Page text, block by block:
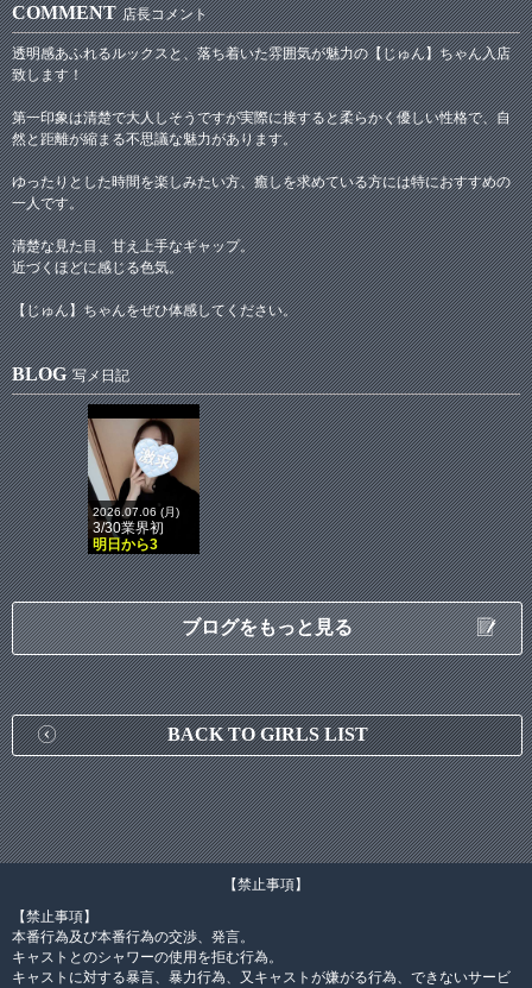
COMMENT 店長コメント
透明感あふれるルックスと、落ち着いた雰囲気が魅力の【じゅん】ちゃん入店
致します！
第一印象は清楚で大人しそうですが実際に接すると柔らかく優しい性格で、自
然と距離が縮まる不思議な魅力があります。
ゆったりとした時間を楽しみたい方、癒しを求めている方には特におすすめの
一人です。
清楚な見た目、甘え上手なギャップ。
近づくほどに感じる色気。
【じゅん】ちゃんをぜひ体感してください。
BLOG 写メ日記
2026.07.06 (月)
3/30業界初
明日から3
ブログをもっと見る
BACK TO GIRLS LIST
【禁止事項】
【禁止事項】
本番行為及び本番行為の交渉、発言。
キャストとのシャワーの使用を拒む行為。
キャストに対する暴言、暴力行為、又キャストが嫌がる行為、できないサービ